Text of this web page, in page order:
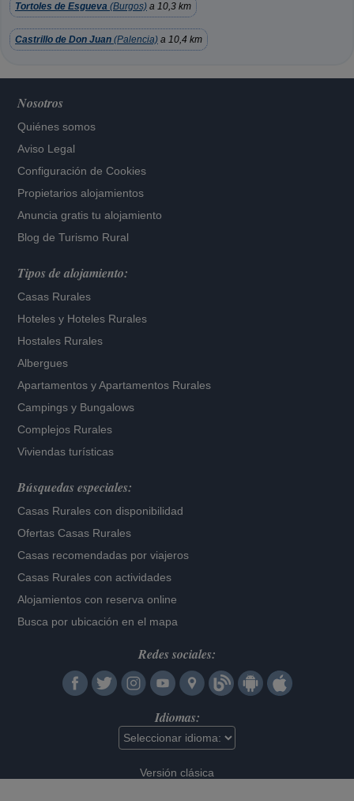
Tortoles de Esgueva (Burgos) a 10,3 km
Castrillo de Don Juan (Palencia) a 10,4 km
Nosotros
Quiénes somos
Aviso Legal
Configuración de Cookies
Propietarios alojamientos
Anuncia gratis tu alojamiento
Blog de Turismo Rural
Tipos de alojamiento:
Casas Rurales
Hoteles y Hoteles Rurales
Hostales Rurales
Albergues
Apartamentos yApartamentos Rurales
Campings y Bungalows
Complejos Rurales
Viviendas turísticas
Búsquedas especiales:
Casas Rurales con disponibilidad
Ofertas Casas Rurales
Casas recomendadas por viajeros
Casas Rurales con actividades
Alojamientos con reserva online
Busca por ubicación en el mapa
Redes sociales:
Idiomas:
Versión clásica